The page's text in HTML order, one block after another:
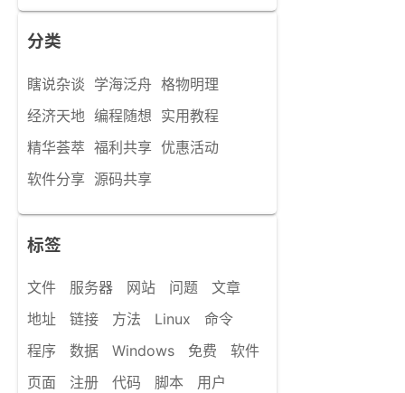
分类
瞎说杂谈 学海泛舟 格物明理
经济天地 编程随想 实用教程
精华荟萃 福利共享 优惠活动
软件分享 源码共享
标签
文件 服务器 网站 问题
文章
地址
链接 方法 Linux
命令
程序
数据 Windows 免费
软件
页面
注册 代码 脚本
用户